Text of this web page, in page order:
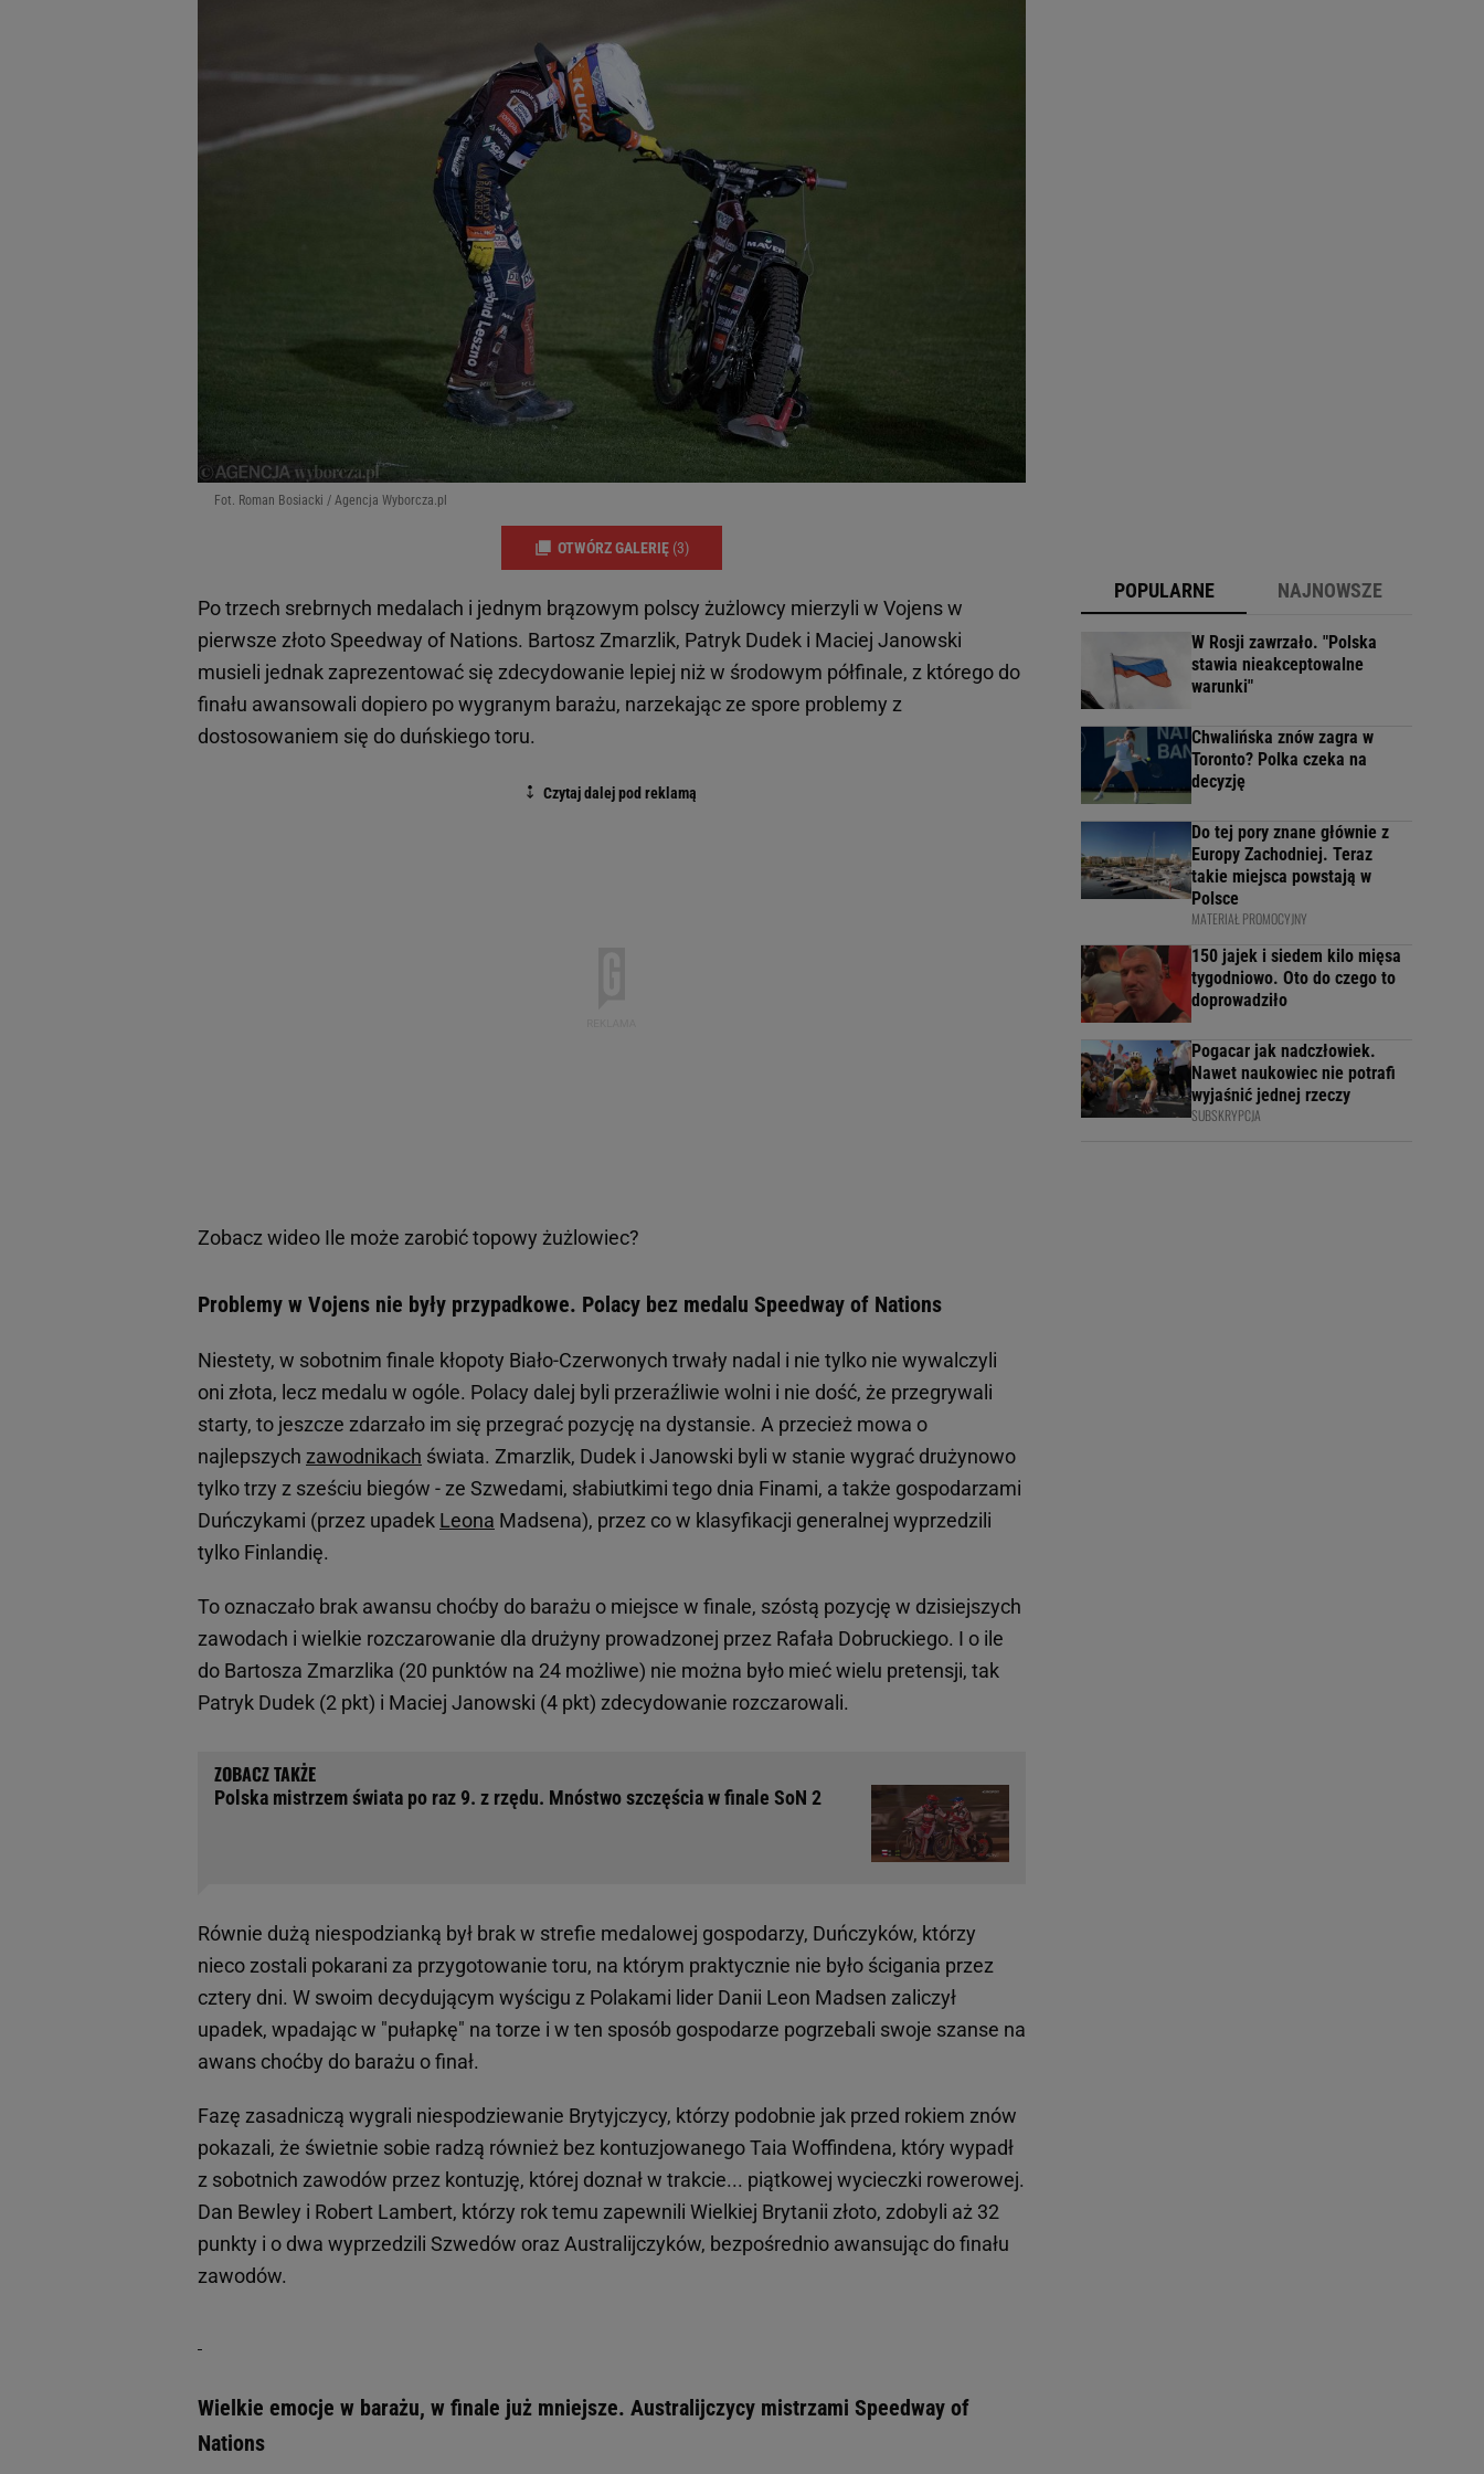
Fot. Roman Bosiacki / Agencja Wyborcza.pl
OTWÓRZ GALERIĘ (3)
Po trzech srebrnych medalach i jednym brązowym polscy żużlowcy mierzyli w Vojens w
pierwsze złoto Speedway of Nations. Bartosz Zmarzlik, Patryk Dudek i Maciej Janowski
musieli jednak zaprezentować się zdecydowanie lepiej niż w środowym półfinale, z którego do
finału awansowali dopiero po wygranym barażu, narzekając ze spore problemy z
dostosowaniem się do duńskiego toru.
Zobacz wideo Ile może zarobić topowy żużlowiec?
Problemy w Vojens nie były przypadkowe. Polacy bez medalu Speedway of Nations
Niestety, w sobotnim finale kłopoty Biało-Czerwonych trwały nadal i nie tylko nie wywalczyli
oni złota, lecz medalu w ogóle. Polacy dalej byli przeraźliwie wolni i nie dość, że przegrywali
starty, to jeszcze zdarzało im się przegrać pozycję na dystansie. A przecież mowa o
najlepszych zawodnikach świata. Zmarzlik, Dudek i Janowski byli w stanie wygrać drużynowo
tylko trzy z sześciu biegów - ze Szwedami, słabiutkimi tego dnia Finami, a także gospodarzami
Duńczykami (przez upadek Leona Madsena), przez co w klasyfikacji generalnej wyprzedzili
tylko Finlandię.
To oznaczało brak awansu choćby do barażu o miejsce w finale, szóstą pozycję w dzisiejszych
zawodach i wielkie rozczarowanie dla drużyny prowadzonej przez Rafała Dobruckiego. I o ile
do Bartosza Zmarzlika (20 punktów na 24 możliwe) nie można było mieć wielu pretensji, tak
Patryk Dudek (2 pkt) i Maciej Janowski (4 pkt) zdecydowanie rozczarowali.
Polska mistrzem świata po raz 9. z rzędu. Mnóstwo szczęścia w finale SoN 2
Równie dużą niespodzianką był brak w strefie medalowej gospodarzy, Duńczyków, którzy
nieco zostali pokarani za przygotowanie toru, na którym praktycznie nie było ścigania przez
cztery dni. W swoim decydującym wyścigu z Polakami lider Danii Leon Madsen zaliczył
upadek, wpadając w "pułapkę" na torze i w ten sposób gospodarze pogrzebali swoje szanse na
awans choćby do barażu o finał.
Fazę zasadniczą wygrali niespodziewanie Brytyjczycy, którzy podobnie jak przed rokiem znów
pokazali, że świetnie sobie radzą również bez kontuzjowanego Taia Woffindena, który wypadł
z sobotnich zawodów przez kontuzję, której doznał w trakcie... piątkowej wycieczki rowerowej.
Dan Bewley i Robert Lambert, którzy rok temu zapewnili Wielkiej Brytanii złoto, zdobyli aż 32
punkty i o dwa wyprzedzili Szwedów oraz Australijczyków, bezpośrednio awansując do finału
zawodów.
Wielkie emocje w barażu, w finale już mniejsze. Australijczycy mistrzami Speedway of
Nations
POPULARNE NAJNOWSZE
W Rosji zawrzało. "Polska
stawia nieakceptowalne
warunki"
Chwalińska znów zagra w
Toronto? Polka czeka na
decyzję
Do tej pory znane głównie z
Europy Zachodniej. Teraz
takie miejsca powstają w
Polsce
MATERIAŁ PROMOCYJNY
150 jajek i siedem kilo mięsa
tygodniowo. Oto do czego to
doprowadziło
Pogacar jak nadczłowiek.
Nawet naukowiec nie potrafi
wyjaśnić jednej rzeczy
SUBSKRYPCJA